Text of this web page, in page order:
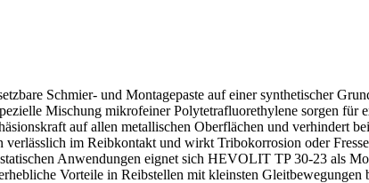
Schmier- und Montagepaste auf einer synthetischer
Mischung mikrofeiner Polytetrafluorethylene sorgen für
auf allen metallischen Oberflächen und verhindert
verlässlich im Reibkontakt und wirkt Tribokorrosion oder
Anwendungen eignet sich HEVOLIT TP 30-23 als
Vorteile in Reibstellen mit kleinsten Gleitbewegungen